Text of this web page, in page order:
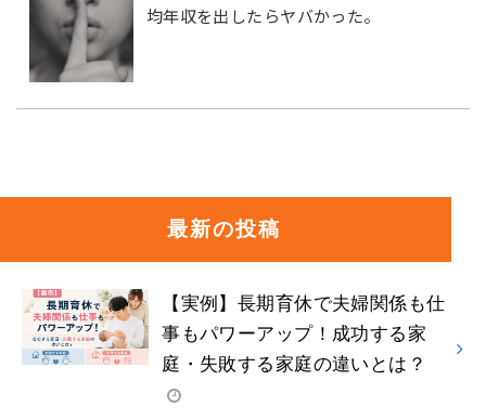
均年収を出したらヤバかった。
最新の投稿
【実例】長期育休で夫婦関係も仕
事もパワーアップ！成功する家
庭・失敗する家庭の違いとは？